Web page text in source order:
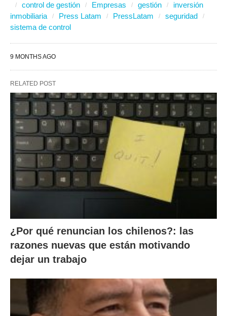
control de gestión
Empresas gestión
inversión
inmobiliaria
Press Latam PressLatam
seguridad
sistema de control
9 MONTHS AGO
RELATED POST
¿Por qué renuncian los chilenos?: las
razones nuevas que están motivando
dejar un trabajo